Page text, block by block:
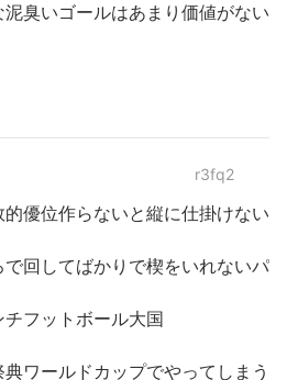
臭いゴールはあまり価値がない
r3fq2
優位作らないと縦に仕掛けない
回してばかりで楔をいれないパ
フットボール大国
ワールドカップでやってしまう